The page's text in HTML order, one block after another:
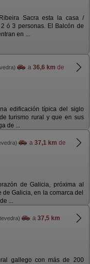
Sacra esta la casa /
ó 3 personas. El Balcón de
en ...
a 36,6 km de
edificación típica del siglo
turismo rural y que en sus
de ...
a 37,1 km de
de Galicia, próxima al
Galicia, en la comarca del
...
a 37,5 km
gallego con más de 200